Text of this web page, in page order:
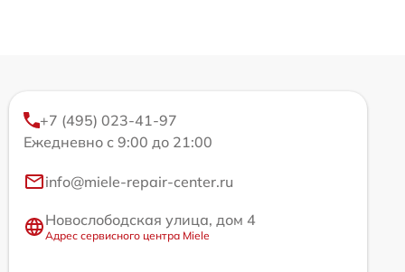
+7 (495) 023-41-97
Ежедневно с 9:00 до 21:00
info@miele-repair-center.ru
Новослободская улица, дом 4
Адрес сервисного центра Miele